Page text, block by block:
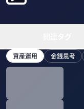
資産運用 金銭思考